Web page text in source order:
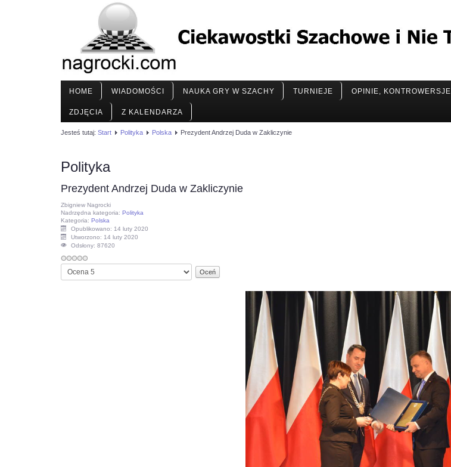
HOME WIADOMOŚCI NAUKA GRY W SZACHY TURNIEJE OPINIE, KONTROWERSJE
ZDJĘCIA Z KALENDARZA
Jesteś tutaj: Start Polityka Polska Prezydent Andrzej Duda w Zakliczynie
Polityka
Prezydent Andrzej Duda w Zakliczynie
Zbigniew Nagrocki
Nadrzędna kategoria: Polityka
Kategoria: Polska
Opublikowano: 14 luty 2020
Utworzono: 14 luty 2020
Odsłony: 87620
Proszę,
oceń